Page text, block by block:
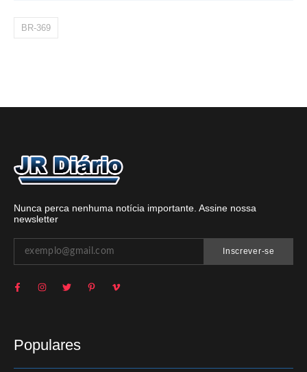
BR-369
Nunca perca nenhuma notícia importante. Assine nossa
newsletter
Inscrever-se
Populares